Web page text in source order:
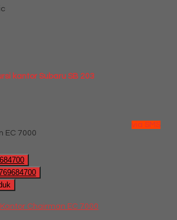
kantor Subaru SB 203
via SMS
EC 7000
Chairman EC 7000